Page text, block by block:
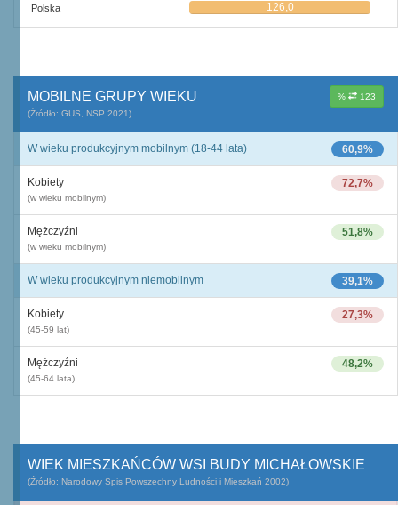
Polska 126,0
% 123
MOBILNE GRUPY WIEKU
(Źródło: GUS, NSP 2021)
60,9%
W wieku produkcyjnym mobilnym (18-44 lata)
72,7%
Kobiety
(w wieku mobilnym)
51,8%
Mężczyźni
(w wieku mobilnym)
39,1%
W wieku produkcyjnym niemobilnym
27,3%
Kobiety
(45-59 lat)
48,2%
Mężczyźni
(45-64 lata)
WIEK MIESZKAŃCÓW WSI BUDY MICHAŁOWSKIE
(Źródło: Narodowy Spis Powszechny Ludności i Mieszkań 2002)